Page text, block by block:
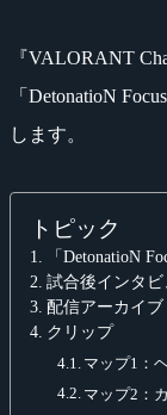
『VALORANT
「DetonatioN
します。
トピック
「DetonatioN
試合後インタビ
配信アーカイブ
クリップ
マップ1：
マップ2：